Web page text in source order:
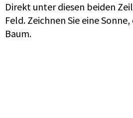
Direkt unter diesen beiden
Feld. Zeichnen Sie eine
Baum.